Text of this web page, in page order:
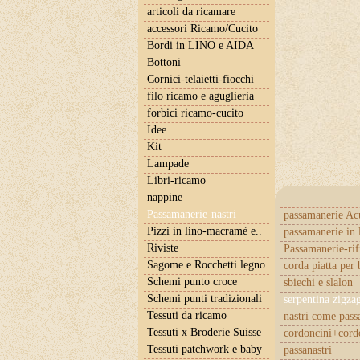
articoli da ricamare
accessori Ricamo/Cucito
Bordi in LINO e AIDA
Bottoni
Cornici-telaietti-fiocchi
filo ricamo e aguglieria
forbici ricamo-cucito
Idee
Kit
Lampade
Libri-ricamo
nappine
Passamanerie-nastri
passamanerie
passamanerie in
Passamanerie-
corda piatta per
sbiechi e slalon
serpentina zigzag
nastri come
passanastri
Pizzi in lino-macramè e..
Riviste
Sagome e Rocchetti legno
Schemi punto croce
Schemi punti tradizionali
Tessuti da ricamo
Tessuti x Broderie Suisse
Tessuti patchwork e baby